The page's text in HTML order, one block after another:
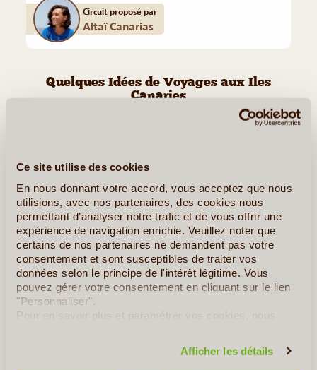
Ce site utilise des cookies
En nous donnant votre accord, vous acceptez que nous
utilisions, avec nos partenaires, des cookies nous
permettant d’analyser notre trafic et de vous offrir une
expérience de navigation enrichie. Veuillez noter que
certains de nos partenaires ne demandent pas votre
consentement et sont susceptibles de traiter vos
données selon le principe de l'intérêt légitime. Vous
pouvez gérer votre consentement en cliquant sur le lien
"Personnaliser".
Pour en savoir plus et paramétrer vos cookies, nous
Afficher les détails
Circuit proposé par
Altaï Canarias
Quelques Idées de Voyages aux Iles
Canaries
avec ce combiné Tenerife – Lanzarote. Tenerife, l'île majeure des